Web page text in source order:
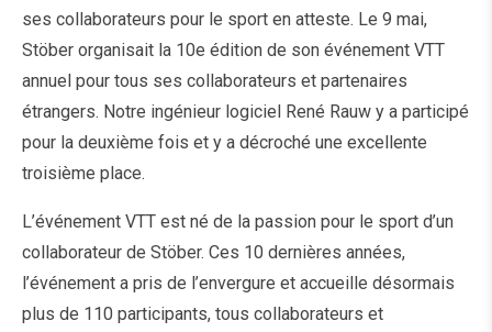
ses collaborateurs pour le sport en atteste. Le 9 mai,
Stöber organisait la 10e édition de son événement VTT
annuel pour tous ses collaborateurs et partenaires
étrangers. Notre ingénieur logiciel René Rauw y a participé
pour la deuxième fois et y a décroché une excellente
troisième place.
L’événement VTT est né de la passion pour le sport d’un
collaborateur de Stöber. Ces 10 dernières années,
l’événement a pris de l’envergure et accueille désormais
plus de 110 participants, tous collaborateurs et